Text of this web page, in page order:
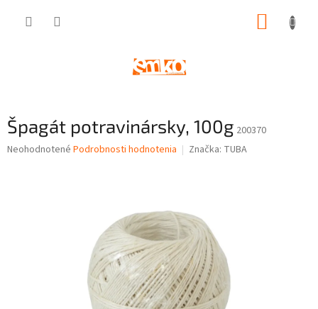
Špagát potravinársky, 100g 200370
Priemerné
Neohodnotené Podrobnosti hodnotenia Značka: TUBA